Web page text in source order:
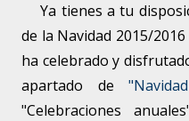
Ya tienes a tu
de la Navidad 2015/
ha celebrado y
apartado de
"Celebraciones